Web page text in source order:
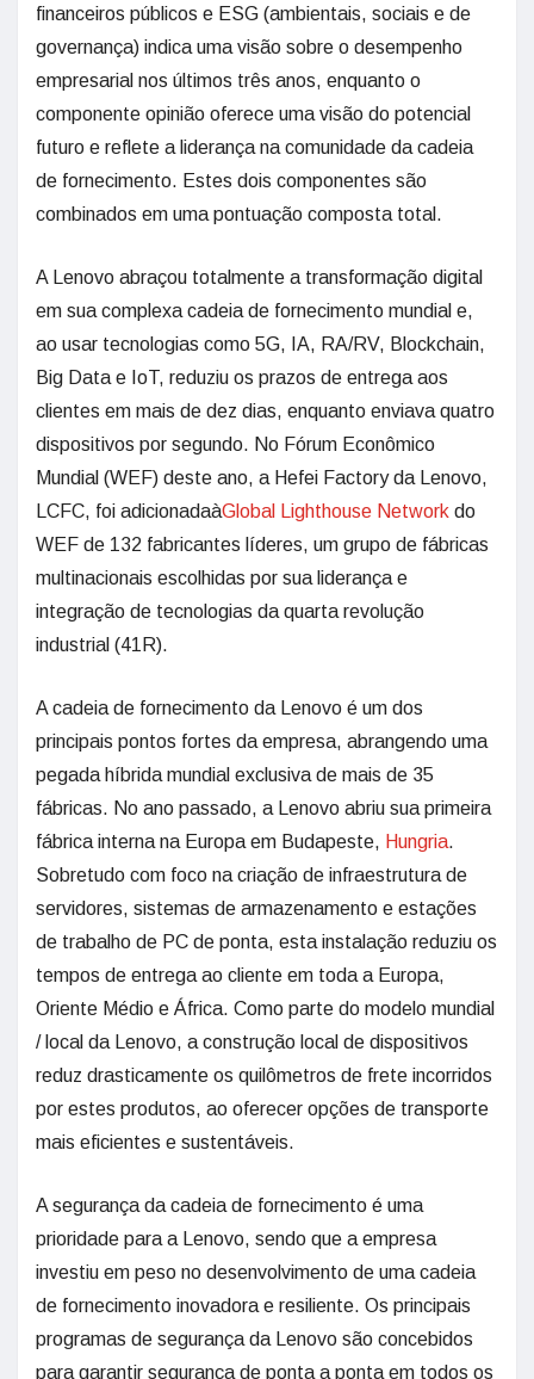
financeiros públicos e ESG (ambientais, sociais e de
governança) indica uma visão sobre o desempenho
empresarial nos últimos três anos, enquanto o
componente opinião oferece uma visão do potencial
futuro e reflete a liderança na comunidade da cadeia
de fornecimento. Estes dois componentes são
combinados em uma pontuação composta total.
A Lenovo abraçou totalmente a transformação digital
em sua complexa cadeia de fornecimento mundial e,
ao usar tecnologias como 5G, IA, RA/RV, Blockchain,
Big Data e IoT, reduziu os prazos de entrega aos
clientes em mais de dez dias, enquanto enviava quatro
dispositivos por segundo. No Fórum Econômico
Mundial (WEF) deste ano, a Hefei Factory da Lenovo,
LCFC, foi adicionadaàGlobal Lighthouse Network do
WEF de 132 fabricantes líderes, um grupo de fábricas
multinacionais escolhidas por sua liderança e
integração de tecnologias da quarta revolução
industrial (41R).
A cadeia de fornecimento da Lenovo é um dos
principais pontos fortes da empresa, abrangendo uma
pegada híbrida mundial exclusiva de mais de 35
fábricas. No ano passado, a Lenovo abriu sua primeira
fábrica interna na Europa em Budapeste, Hungria.
Sobretudo com foco na criação de infraestrutura de
servidores, sistemas de armazenamento e estações
de trabalho de PC de ponta, esta instalação reduziu os
tempos de entrega ao cliente em toda a Europa,
Oriente Médio e África. Como parte do modelo mundial
/ local da Lenovo, a construção local de dispositivos
reduz drasticamente os quilômetros de frete incorridos
por estes produtos, ao oferecer opções de transporte
mais eficientes e sustentáveis.
A segurança da cadeia de fornecimento é uma
prioridade para a Lenovo, sendo que a empresa
investiu em peso no desenvolvimento de uma cadeia
de fornecimento inovadora e resiliente. Os principais
programas de segurança da Lenovo são concebidos
para garantir segurança de ponta a ponta em todos os